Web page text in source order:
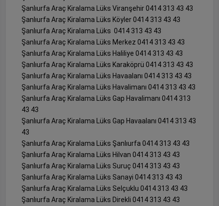
Şanlıurfa Araç Kiralama Lüks Viranşehir 0414 313 43 43
Şanlıurfa Araç Kiralama Lüks Köyler 0414 313 43 43
Şanlıurfa Araç Kiralama Lüks 0414 313 43 43
Şanlıurfa Araç Kiralama Lüks Merkez 0414 313 43 43
Şanlıurfa Araç Kiralama Lüks Haliliye 0414 313 43 43
Şanlıurfa Araç Kiralama Lüks Karaköprü 0414 313 43 43
Şanlıurfa Araç Kiralama Lüks Havaalanı 0414 313 43 43
Şanlıurfa Araç Kiralama Lüks Havalimanı 0414 313 43 43
Şanlıurfa Araç Kiralama Lüks Gap Havalimanı 0414 313
43 43
Şanlıurfa Araç Kiralama Lüks Gap Havaalanı 0414 313 43
43
Şanlıurfa Araç Kiralama Lüks Şanlıurfa 0414 313 43 43
Şanlıurfa Araç Kiralama Lüks Hilvan 0414 313 43 43
Şanlıurfa Araç Kiralama Lüks Suruç 0414 313 43 43
Şanlıurfa Araç Kiralama Lüks Sanayi 0414 313 43 43
Şanlıurfa Araç Kiralama Lüks Selçuklu 0414 313 43 43
Şanlıurfa Araç Kiralama Lüks Direkli 0414 313 43 43